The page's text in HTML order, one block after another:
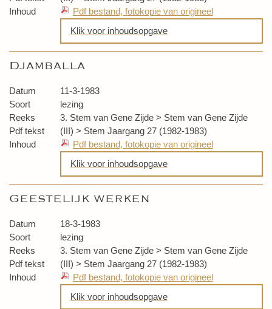
Pdf bestand, fotokopie van origineel
Inhoud
Klik voor inhoudsopgave
Djamballa
Datum
11-3-1983
Soort
lezing
Reeks
3. Stem van Gene Zijde > Stem van Gene Zijde
(III) > Stem Jaargang 27 (1982-1983)
Pdf tekst
Pdf bestand, fotokopie van origineel
Inhoud
Klik voor inhoudsopgave
Beantwoording vragen
Geestelijk werken
Datum
18-3-1983
Soort
lezing
Reeks
3. Stem van Gene Zijde > Stem van Gene Zijde
(III) > Stem Jaargang 27 (1982-1983)
Pdf tekst
Pdf bestand, fotokopie van origineel
Inhoud
Klik voor inhoudsopgave